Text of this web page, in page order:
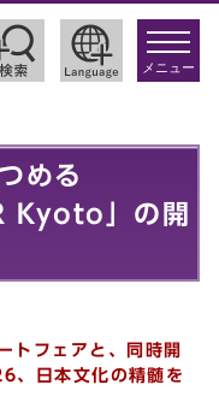
toggle
メニュー
める
Kyoto」の開
トフェアと、同時開
、日本文化の精髄を